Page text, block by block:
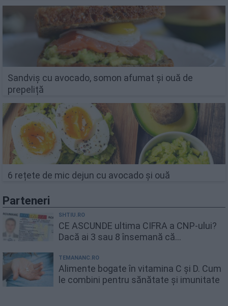
Sandviș cu avocado, somon afumat și ouă de
prepeliță
6 rețete de mic dejun cu avocado și ouă
Parteneri
SHTIU.RO
CE ASCUNDE ultima CIFRA a CNP-ului?
Dacă ai 3 sau 8 însemană că...
TEMANANC.RO
Alimente bogate în vitamina C și D. Cum
le combini pentru sănătate și imunitate